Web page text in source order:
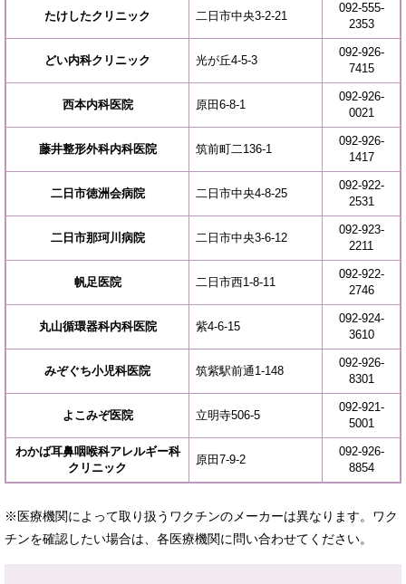
たけしたクリニック 二日市中央3-2-21
092-555-
2353
どい内科クリニック 光が丘4-5-3
092-926-
7415
西本内科医院 原田6-8-1
092-926-
0021
藤井整形外科内科医院 筑前町二136-1
092-926-
1417
二日市徳洲会病院 二日市中央4-8-25
092-922-
2531
二日市那珂川病院 二日市中央3-6-12
092-923-
2211
帆足医院 二日市西1-8-11
092-922-
2746
丸山循環器科内科医院 紫4-6-15
092-924-
3610
みぞぐち小児科医院 筑紫駅前通1-148
092-926-
8301
よこみぞ医院 立明寺506-5
092-921-
5001
わかば耳鼻咽喉科アレルギー科
クリニック
原田7-9-2
092-926-
8854
※医療機関によって取り扱うワクチンのメーカーは異なります。ワク
チンを確認したい場合は、各医療機関に問い合わせてください。